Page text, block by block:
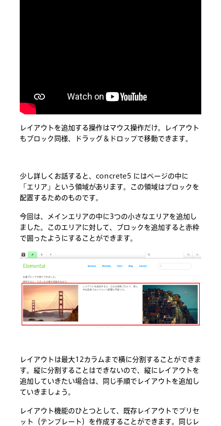
レイアウトを追加する操作はマウス操作だけ。レイアウト
もブロック同様、ドラッグ＆ドロップで移動できます。
少し詳しくお話すると、concrete5 にはページの中に
「エリア」という領域があります。この領域はブロックを
配置するためのものです。
今回は、メインエリアの中に3つの小さなエリアを追加し
ました。このエリアに対して、ブロックを追加すると赤枠
で囲ったようにすることができます。
レイアウトは最大12カラムまで横に分割することができま
す。縦に分割することはできないので、縦にレイアウトを
追加していきたい場合は、同じ手順でレイアウトを追加し
ていきましょう。
レイアウト機能のひとつとして、既存レイアウトでプリセ
ット（テンプレート）を作成することができます。同じレ